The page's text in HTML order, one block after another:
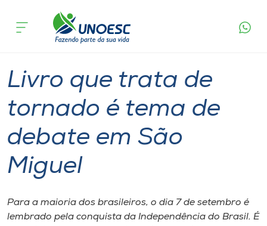
Cursos
Pesquisa
Atendimento ao Estudante
Portal de Ensino
A
acontece
Livro que trata de
tornado é tema de
debate em São
Miguel
Para a maioria dos brasileiros, o dia 7 de setembro é
lembrado pela conquista da Independência do Brasil. É